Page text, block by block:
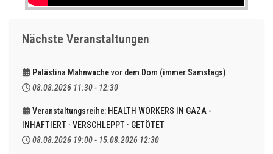
Nächste Veranstaltungen
Palästina Mahnwache vor dem Dom (immer Samstags)
08.08.2026 11:30 - 12:30
Veranstaltungsreihe: HEALTH WORKERS IN GAZA -
INHAFTIERT · VERSCHLEPPT · GETÖTET
08.08.2026 19:00 - 15.08.2026 12:30